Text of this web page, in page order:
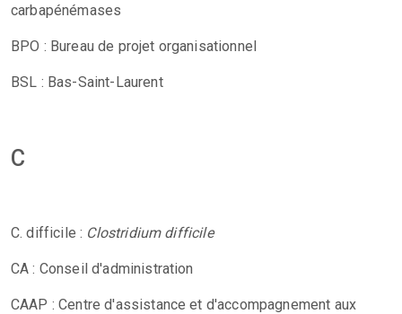
carbapénémases
BPO : Bureau de projet organisationnel
BSL : Bas-Saint-Laurent
C
C. difficile : Clostridium difficile
CA : Conseil d'administration
CAAP : Centre d'assistance et d'accompagnement aux